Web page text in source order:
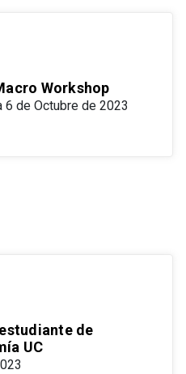
Workshop
6 de Octubre de 2023
de
UC